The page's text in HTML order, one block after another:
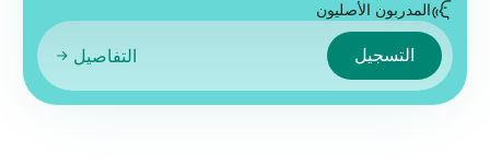
المدربون الأصليون
التسجيل التفاصيل